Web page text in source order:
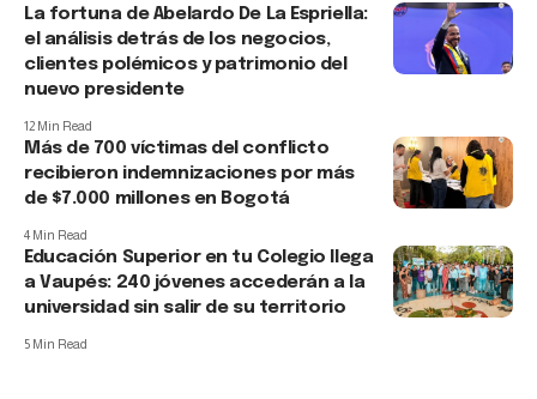
La fortuna de Abelardo De La Espriella:
el análisis detrás de los negocios,
clientes polémicos y patrimonio del
nuevo presidente
12 Min Read
Más de 700 víctimas del conflicto
recibieron indemnizaciones por más
de $7.000 millones en Bogotá
4 Min Read
Educación Superior en tu Colegio llega
a Vaupés: 240 jóvenes accederán a la
universidad sin salir de su territorio
5 Min Read